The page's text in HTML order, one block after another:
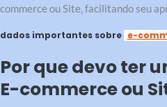
commerce ou Site, facilitando seu
dados importantes sobre e-
Por que devo ter
E-commerce ou